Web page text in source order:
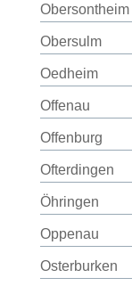
Obersontheim
Obersulm
Oedheim
Offenau
Offenburg
Ofterdingen
Öhringen
Oppenau
Osterburken